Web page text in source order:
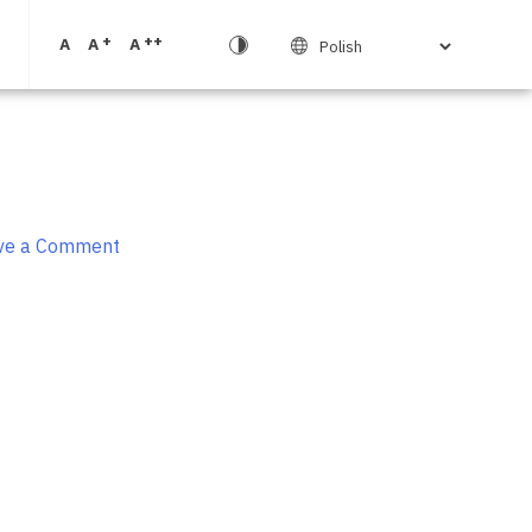
A A + A ++
a Comment